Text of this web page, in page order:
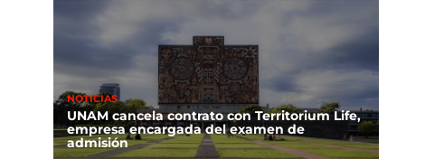
NOTICIAS
UNAM cancela contrato con Territorium Life,
empresa encargada del examen de
admisión